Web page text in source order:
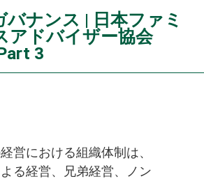
バナンス | 日本ファミ
アドバイザー協会
3
営における組織体制は、
る経営、兄弟経営、ノン